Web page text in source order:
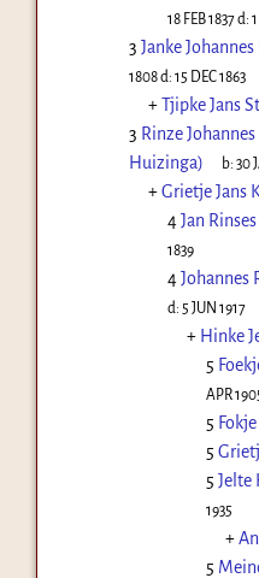
18 FEB 1837d:
3 Janke
1808d: 15 DEC 1863
+Tjipke Jans
3 Rinze
Huizinga)
b:30
+Grietje Jans
4Jan
1839
4Johannes
d: 5 JUN 1917
+ Hinke
5
APR
5
5
5 Jelte
1935
+
5